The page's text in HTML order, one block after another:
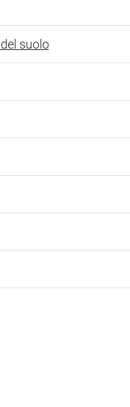
suolo